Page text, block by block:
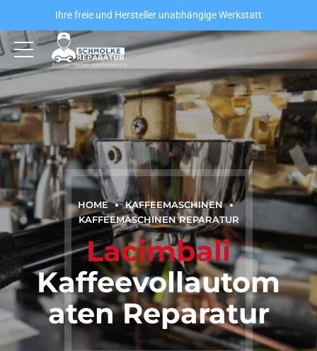
Ihre freie und Hersteller unabhängige Werkstatt
HOME
KAFFEEMASCHINEN
KAFFEEMASCHINEN REPARATUR
Lacimbali
Kaffeevollautom
aten Reparatur